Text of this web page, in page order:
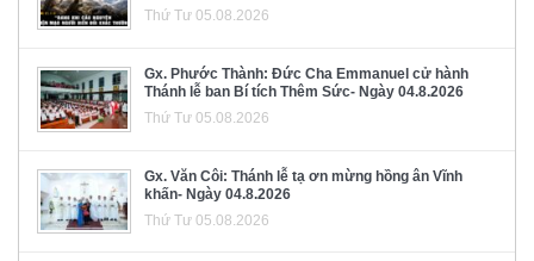
Thứ Tư 05.08.2026
Gx. Phước Thành: Đức Cha Emmanuel cử hành
Thánh lễ ban Bí tích Thêm Sức- Ngày 04.8.2026
Thứ Tư 05.08.2026
Gx. Văn Côi: Thánh lễ tạ ơn mừng hồng ân Vĩnh
khấn- Ngày 04.8.2026
Thứ Tư 05.08.2026